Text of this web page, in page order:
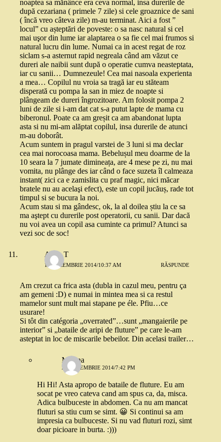
noaptea sa mănânce era ceva normal, insa durerile de
după cezariana ( primele 7 zile) si cele groaznice de sani
( încă vreo câteva zile) m-au terminat. Aici a fost ”
locul” cu așteptări de poveste: o sa nasc natural si cel
mai uşor din lume iar alaptarea o sa fie cel mai frumos si
natural lucru din lume. Numai ca in acest regat de roz
siclam s-a asternut rapid negreala când am văzut ce
dureri ale naibii sunt după o operatie cumva neasteptata,
iar cu sanii… Dumnezeule! Cea mai nasoala experienta
a mea… Copilul nu vroia sa tragă iar eu stăteam
disperată cu pompa la san in miez de noapte si
plângeam de dureri îngrozitoare. Am folosit pompa 2
luni de zile si i-am dat cat s-a putut lapte de mama cu
biberonul. Poate ca am greșit ca am abandonat lupta
asta si nu mi-am alăptat copilul, insa durerile de atunci
m-au doborât.
Acum suntem in pragul varstei de 3 luni si ma declar
cea mai norocoasa mama. Bebelușul meu doarme de la
10 seara la 7 jumate dimineața, are 4 mese pe zi, nu mai
vomita, nu plânge des iar când o face suzeta îl calmeaza
instant( zici ca e zamislita cu praf magic, nici măcar
bratele nu au acelaşi efect), este un copil jucăuș, rade tot
timpul si se bucura la noi.
Acum stau si ma gândesc, ok, la al doilea știu la ce sa
ma aştept cu durerile post operatorii, cu sanii. Dar dacă
nu voi avea un copil asa cuminte ca primul? Atunci sa
vezi soc de soc!
Alina T
15 DECEMBRIE 2014/10:37 AM RĂSPUNDE
Am crezut ca frica asta (dubla in cazul meu, pentru ça
am gemeni :D) e numai in mintea mea si ca restul
mamelor sunt mult mai stapane pe éle. Pfiu…ce
usurare!
Si tôt din catégoria „overrated”…sunt „mangaierile pe
interior” si „bataile de aripi de fluture” pe care le-am
asteptat in loc de miscarile bebeilor. Din acelasi trailer…
Mirona
24 DECEMBRIE 2014/7:42 PM
Hi Hi! Asta apropo de bataile de fluture. Eu am
socat pe vreo cateva cand am spus ca, da, misca.
Adica bulbuceste in abdomen. Ca nu am mancat
fluturi sa stiu cum se simt. 😀 Si continui sa am
impresia ca bulbuceste. Si nu vad fluturi rozi, simt
doar picioare in burta. :)))